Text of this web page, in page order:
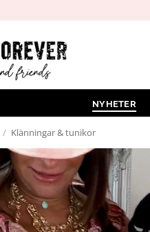
NYHETER
/ Klänningar & tunikor